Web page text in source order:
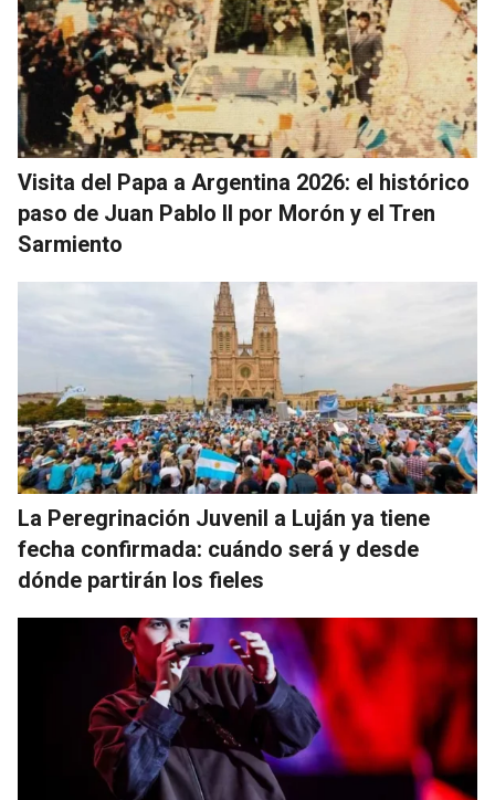
Visita del Papa a Argentina 2026: el histórico
paso de Juan Pablo II por Morón y el Tren
Sarmiento
La Peregrinación Juvenil a Luján ya tiene
fecha confirmada: cuándo será y desde
dónde partirán los fieles